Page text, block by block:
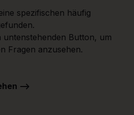
spezifischen häufig
untenstehenden Button, um
Fragen anzusehen.
-->